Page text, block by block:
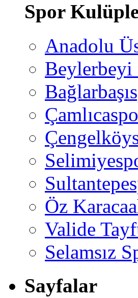
Spor
Anadolu
Beylerbeyi
Öz
Valide
Selamsız
Sayfalar